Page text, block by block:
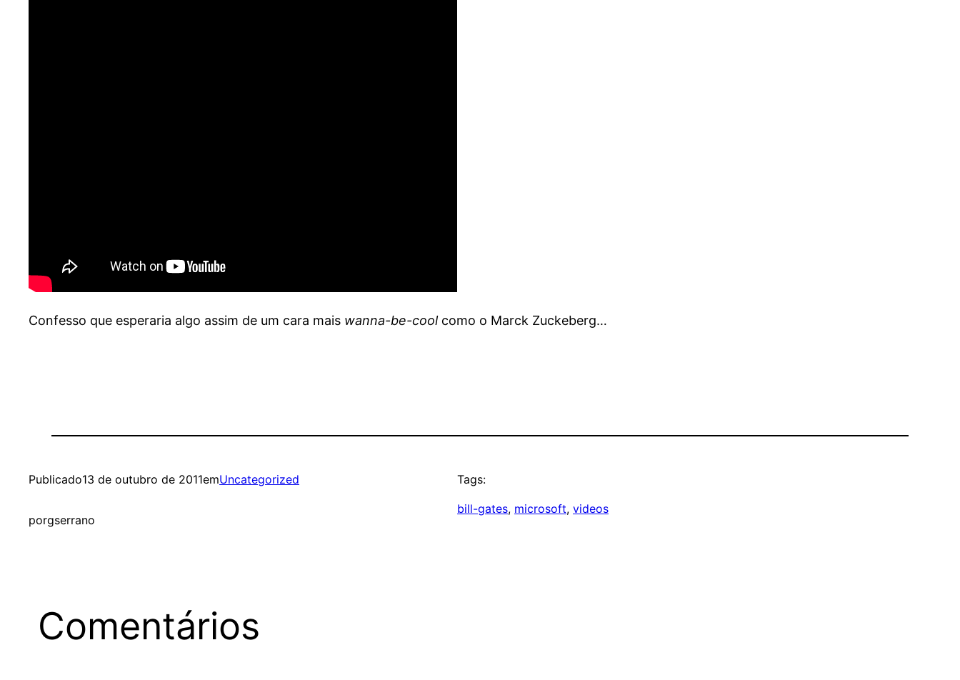
Confesso que esperaria algo assim de um cara mais wanna-be-coolcomo o Marck Zuckeberg…
Publicado13 de outubro de 2011emUncategorized
porgserrano
Tags:
bill-gates, microsoft, videos
Comentários